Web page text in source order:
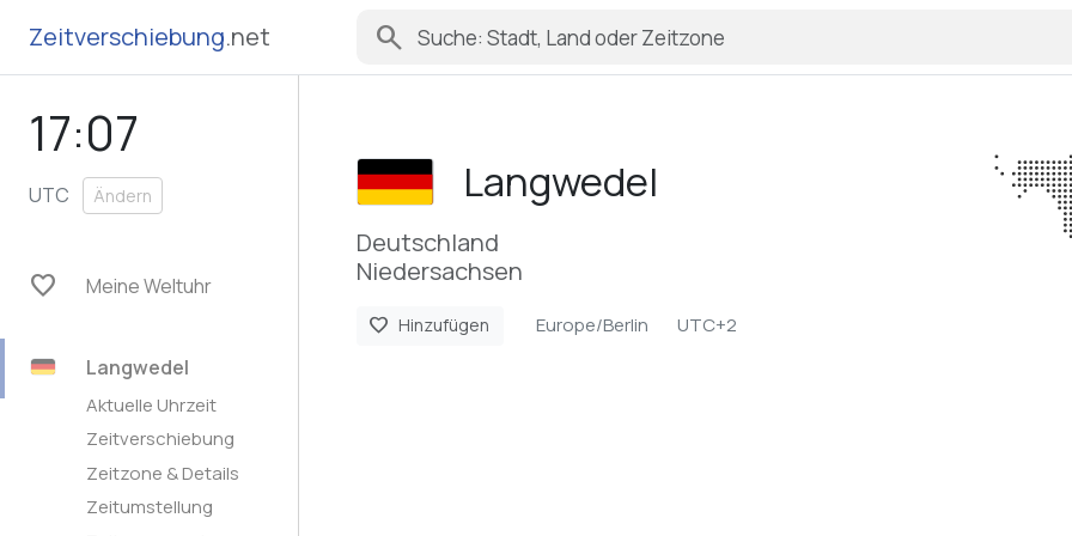
Zeitverschiebung.net search
17:07
UTC Ändern
favorite Meine Weltuhr
Langwedel
Aktuelle Uhrzeit
Zeitverschiebung
Zeitzone & Details
Zeitumstellung
Langwedel
Deutschland
Niedersachsen
favorite Hinzufügen Europe/Berlin UTC+2